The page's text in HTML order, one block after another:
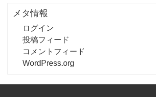
メタ情報
ログイン
投稿フィード
コメントフィード
WordPress.org